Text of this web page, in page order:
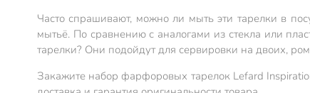
Часто спрашивают, можно ли мыть эти тарелки в
мытьё. По сравнению с аналогами из стекла или
тарелки? Они подойдут для сервировки на двоих,
Закажите набор фарфоровых тарелок Lefard